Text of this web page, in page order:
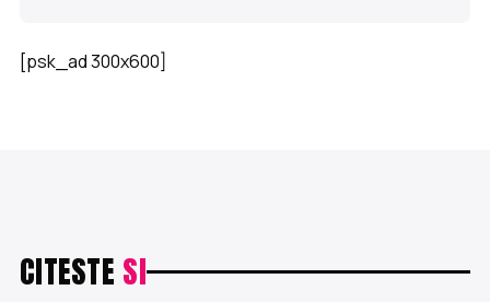
[psk_ad 300x600]
CITESTE SI